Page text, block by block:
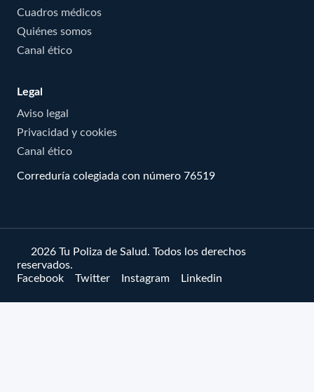
Cuadros médicos
Quiénes somos
Canal ético
Legal
Aviso legal
Privacidad y cookies
Canal ético
Correduría colegiada con número 76519
© 2026 Tu Poliza de Salud. Todos los derechos
reservados.
Facebook
Twitter Instagram Linkedin